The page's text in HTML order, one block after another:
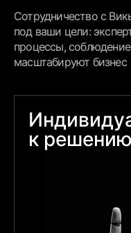
Сотрудничество с
под ваши цели:
процессы,
масштабируют бизнес
к